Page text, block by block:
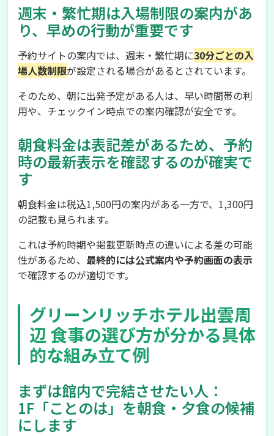
週末・繁忙期は入場制限の案内があ
り、早めの行動が重要です
予約サイトの案内では、週末・繁忙期に30分ごとの入
場人数制限が設定される場合があるとされています。
そのため、朝に出発予定がある人は、早い時間帯の利
用や、チェックイン時点での案内確認が安全です。
朝食料金は表記差があるため、予約
時の最新表示を確認するのが確実で
す
朝食料金は税込1,500円の案内がある一方で、1,300円
の記載も見られます。
これは予約時期や掲載更新時点の違いによる差の可能
性があるため、 最終的には公式案内や予約画面の表示
で確認するのが適切です。
グリーンリッチホテル出雲周
辺 食事の選び方が分かる具体
的な組み立て例
まずは館内で完結させたい人：
1F「ことのは」を朝食・夕食の候補
にします